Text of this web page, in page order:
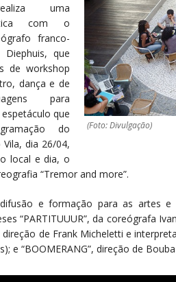
(Foto: Divulgação)
uma
com o
franco-
Diephuis, que
de workshop
dança e de
para
que
do
dia 26/04,
local e dia, o
“Tremor and more”.
e formação para as artes
“PARTITUUUR”, da coreógrafa
de Frank Micheletti e
e “BOOMERANG”, direção de